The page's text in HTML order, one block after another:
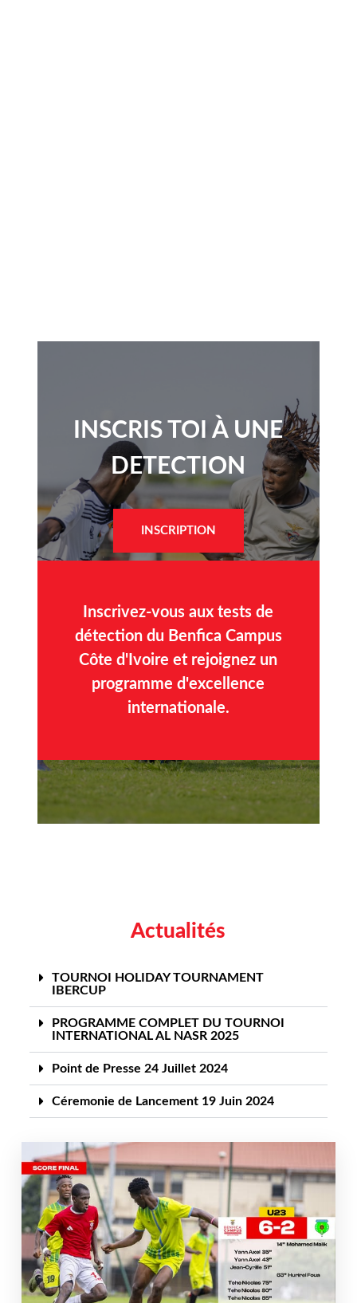
INSCRIS TOI À UNE
DETECTION​
INSCRIPTION
Inscrivez-vous aux tests de
détection du Benfica Campus
Côte d'Ivoire et rejoignez un
programme d'excellence
internationale.
Actualités
TOURNOI HOLIDAY TOURNAMENT
IBERCUP
PROGRAMME COMPLET DU TOURNOI
INTERNATIONAL AL NASR 2025
Point de Presse 24 Juillet 2024
Céremonie de Lancement 19 Juin 2024